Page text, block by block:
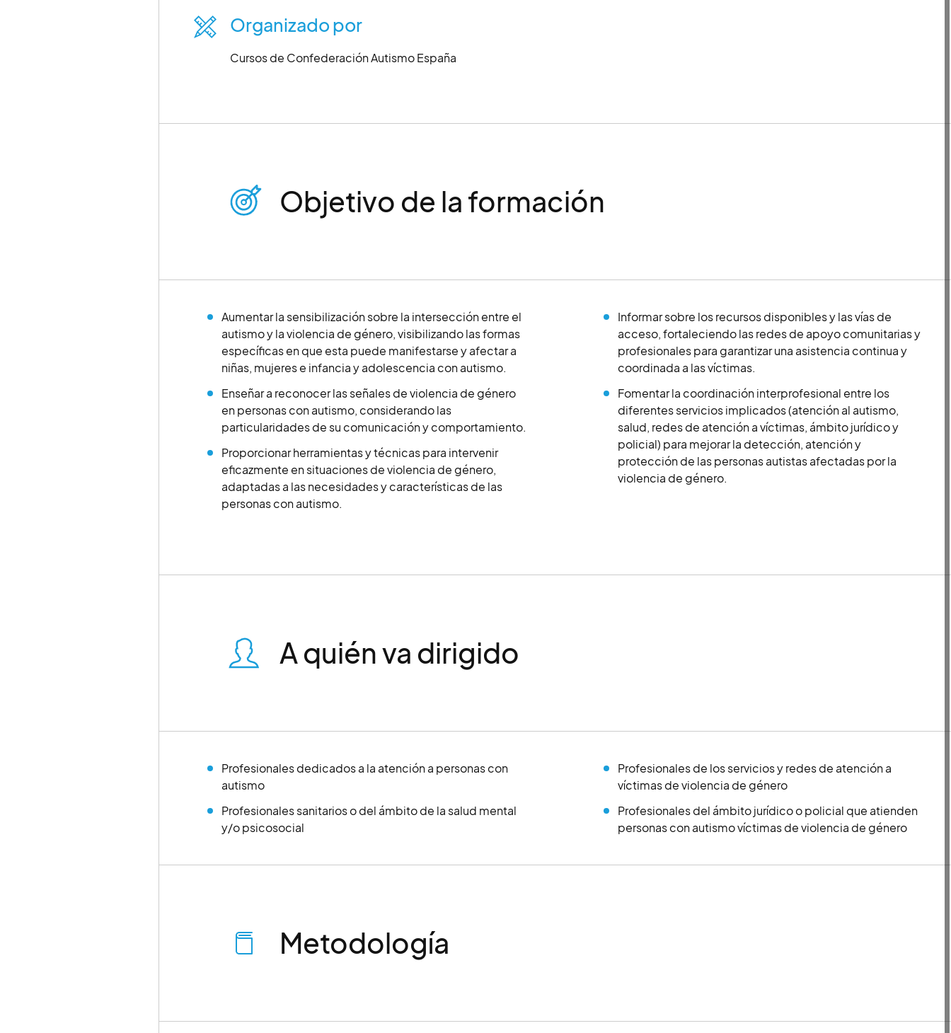
Organizado por
Cursos de Confederación Autismo España
Objetivo de la formación
Informar sobre los recursos disponibles y las vías de
acceso, fortaleciendo las redes de apoyo comunitarias y
profesionales para garantizar una asistencia continua y
coordinada a las víctimas.
Fomentar la coordinación interprofesional entre los
diferentes servicios implicados (atención al autismo,
salud, redes de atención a víctimas, ámbito jurídico y
policial) para mejorar la detección, atención y
protección de las personas autistas afectadas por la
violencia de género.
Aumentar la sensibilización sobre la intersección entre el
autismo y la violencia de género, visibilizando las formas
específicas en que esta puede manifestarse y afectar a
niñas, mujeres e infancia y adolescencia con autismo.
Enseñar a reconocer las señales de violencia de género
en personas con autismo, considerando las
particularidades de su comunicación y comportamiento.
Proporcionar herramientas y técnicas para intervenir
eficazmente en situaciones de violencia de género,
adaptadas a las necesidades y características de las
personas con autismo.
A quién va dirigido
Profesionales de los servicios y redes de atención a
víctimas de violencia de género
Profesionales del ámbito jurídico o policial que atienden
personas con autismo víctimas de violencia de género
Profesionales dedicados a la atención a personas con
autismo
Profesionales sanitarios o del ámbito de la salud mental
y/o psicosocial
Metodología